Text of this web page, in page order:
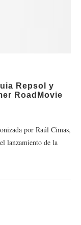
Repsol y
RoadMovie
por Raúl Cimas,
lanzamiento de la